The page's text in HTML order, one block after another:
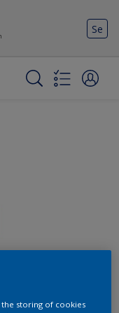
Se
the storing of cookies